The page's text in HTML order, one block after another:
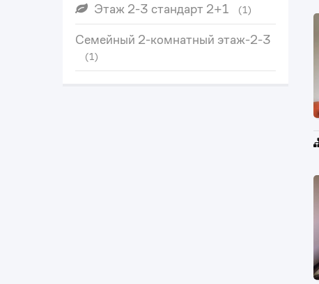
Этаж 2-3 стандарт 2+1 (1)
Семейный 2-комнатный этаж-2-3
(1)